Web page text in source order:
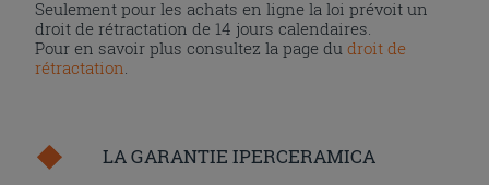
Seulement pour les achats en ligne la loi prévoit un
droit de rétractation de 14 jours calendaires.
Pour en savoir plus consultez la page dudroit de
rétractation
LA GARANTIE IPERCERAMICA